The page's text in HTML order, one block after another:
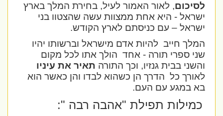
לסיכום, לאור האמור לעיל, בחירת המלך בארץ
ישראל - היא אחת ממצוות עשה שהצטוו בני
ישראל – עם כניסתם לארץ הקודש.
המלך חייב להיות אדם מישראל וברשותו יהיו
שני ספרי תורה - אחד הולך אתו לכל מקום
והשני בבית גנזיו, וכך התורהתאיר את עיניו
לאורך כל הדרך הן כשהוא לבדו והן כאשר הוא
בא במגע עם העם.
כמילות תפילת "אהבה רבה ":